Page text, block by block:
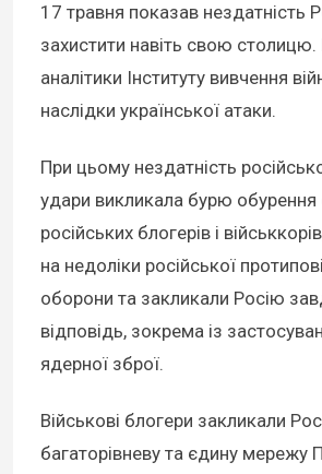
17 травня показав нездатність
захистити навіть свою
аналітики Інституту вивчення
наслідки української атаки.
При цьому нездатність
удари викликала бурю обурення
російських блогерів і
на недоліки російської
оборони та закликали Росію
відповідь, зокрема із
ядерної зброї.
Військові блогери закликали
багаторівневу та єдину мережу